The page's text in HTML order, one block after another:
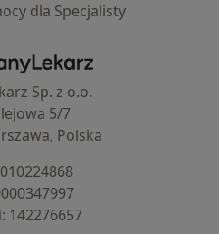
dla Specjalisty
ZnanyLekarz - Strona główna
Sp. z o.o.
5/7
Polska
⁠142276657